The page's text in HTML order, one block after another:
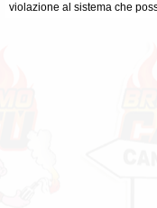
violazione al sistema che